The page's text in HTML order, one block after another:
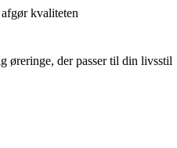
kvaliteten
øreringe, der passer til din livsstil